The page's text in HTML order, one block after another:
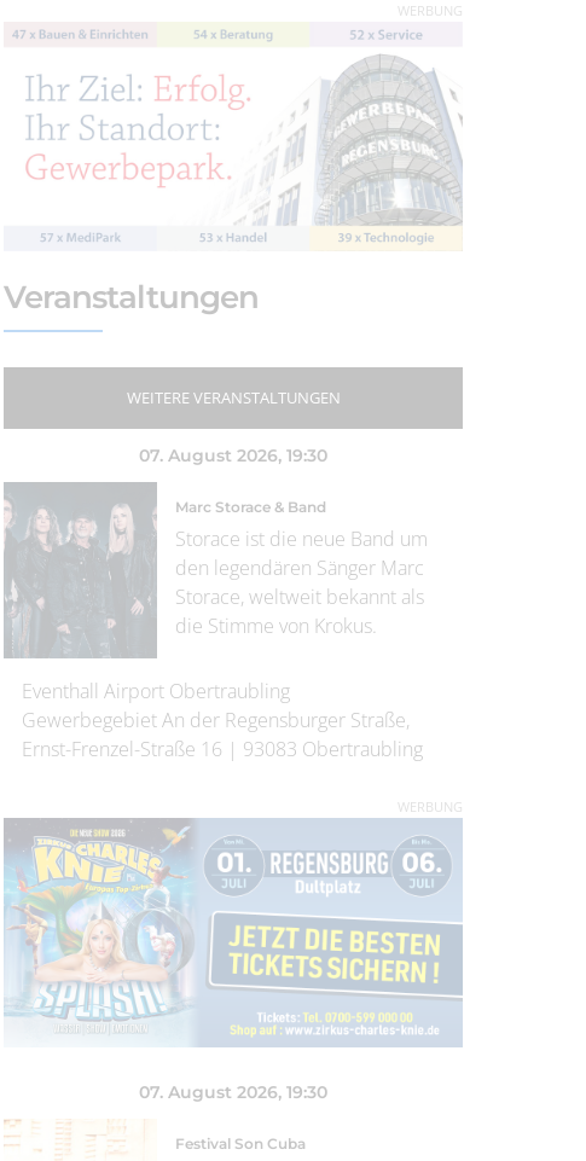
WERBUNG
Veranstaltungen
WEITERE VERANSTALTUNGEN
07. August 2026, 19:30
Marc Storace & Band
Storace ist die neue Band um
den legendären Sänger Marc
Storace, weltweit bekannt als
die Stimme von Krokus.
Eventhall Airport Obertraubling
Gewerbegebiet An der Regensburger Straße,
Ernst-Frenzel-Straße 16 | 93083 Obertraubling
WERBUNG
07. August 2026, 19:30
Festival Son Cuba